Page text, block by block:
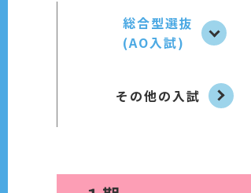
総合型選抜
(AO入試)
その他の入試